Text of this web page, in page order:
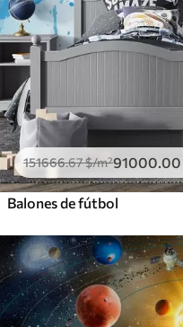
151666.67$/m²91000 .00
Balones de fútbol